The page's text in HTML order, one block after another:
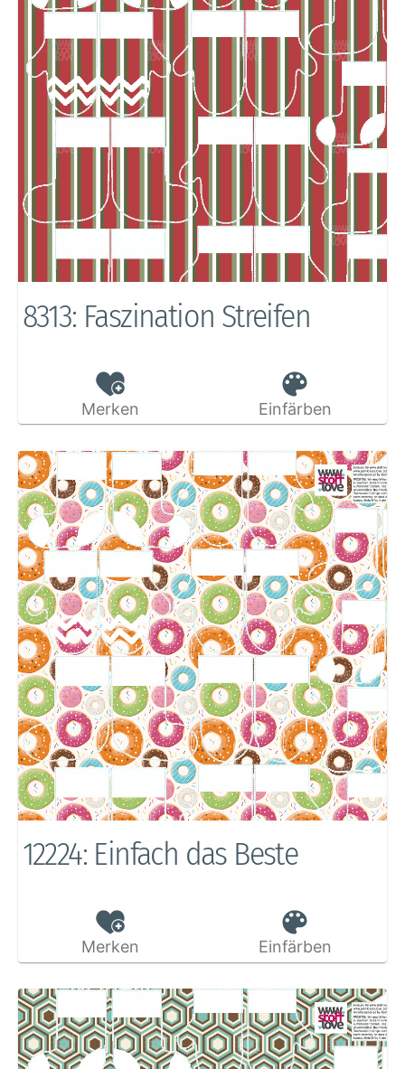
8313: Faszination Streifen
Merken Einfärben
12224: Einfach das Beste
Merken Einfärben